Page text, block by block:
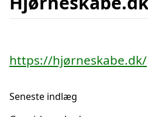
https://hjørneskabe.dk/
Seneste indlæg